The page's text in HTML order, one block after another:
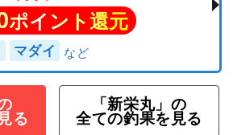
ポイント還元
マダイ
る
「新栄丸」の
全ての釣果を見る